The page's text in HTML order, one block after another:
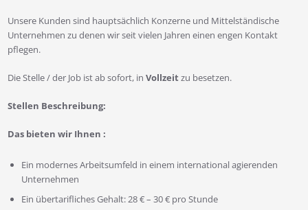
Unsere Kunden sind hauptsächlich Konzerne und Mittelständische
Unternehmen zu denen wir seit vielen Jahren einen engen Kontakt
pflegen.
Die Stelle / der Job ist ab sofort, in Vollzeitzu besetzen.
Stellen Beschreibung:
Das bieten wir Ihnen :
Ein modernes Arbeitsumfeld in einem international agierenden
Unternehmen
Ein übertarifliches Gehalt: 28 € – 30 € pro Stunde